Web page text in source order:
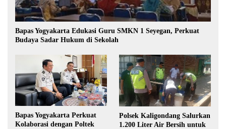
Bapas Yogyakarta Edukasi Guru SMKN 1 Seyegan, Perkuat
Budaya Sadar Hukum di Sekolah
Bapas Yogyakarta Perkuat
Kolaborasi dengan Poltek
Polsek Kaligondang Salurkan
1.200 Liter Air Bersih untuk